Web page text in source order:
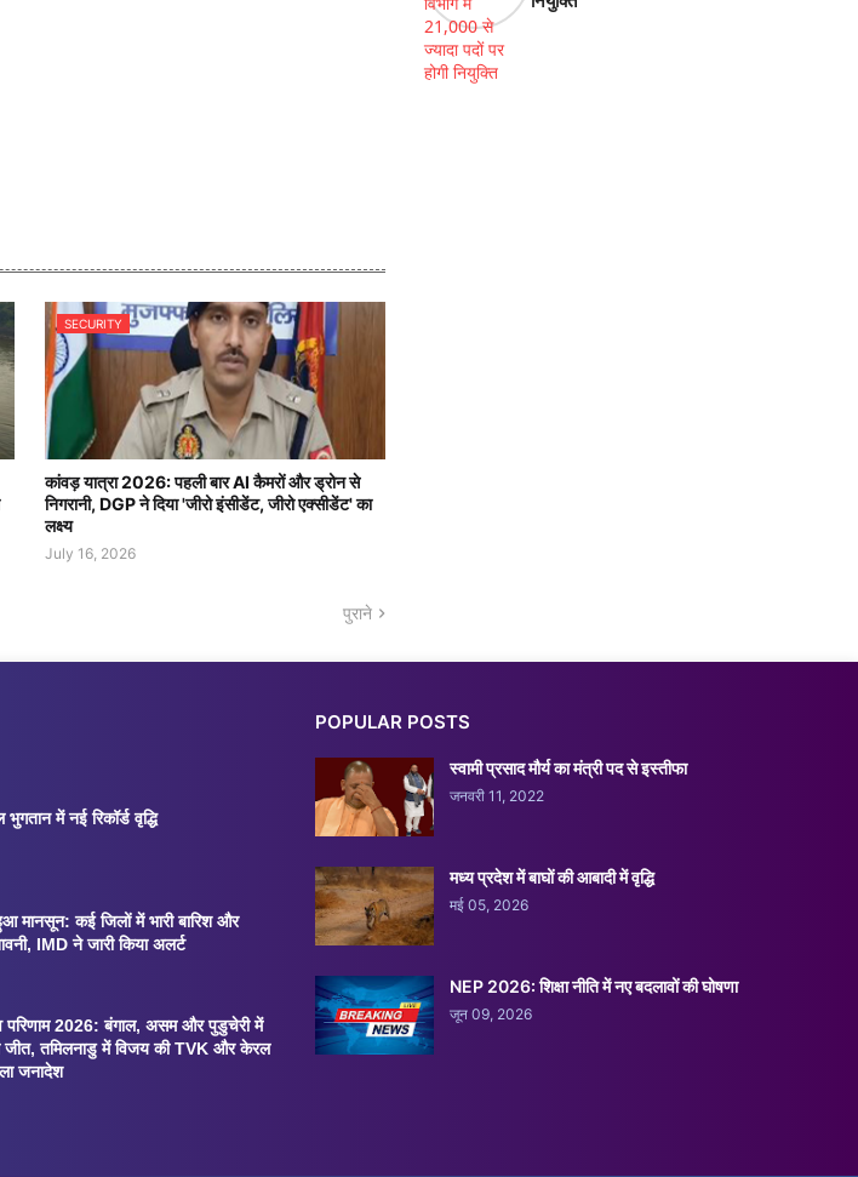
SECURITY
कांवड़ यात्रा 2026: पहली बार AI कैमरों और ड्रोन से
निगरानी, DGP ने दिया 'जीरो इंसीडेंट, जीरो एक्सीडेंट' का
लक्ष्य
July 16, 2026
पुराने
में नई रिकॉर्ड वृद्धि
मानसून: कई जिलों में भारी बारिश और
IMD ने जारी किया अलर्ट
परिणाम 2026: बंगाल, असम और पुडुचेरी में
तमिलनाडु में विजय की TVK और केरल
जनादेश
POPULAR POSTS
स्वामी प्रसाद मौर्य का मंत्री पद से इस्तीफा
जनवरी 11, 2022
मध्य प्रदेश में बाघों की आबादी में वृद्धि
मई 05, 2026
NEP 2026: शिक्षा नीति में नए बदलावों की घोषणा
जून 09, 2026